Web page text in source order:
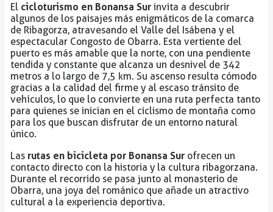
El cicloturismo en Bonansa Surinvita a descubrir
algunos de los paisajes más enigmáticos de la comarca
de Ribagorza, atravesando el Valle del Isábena y el
espectacular Congosto de Obarra. Esta vertiente del
puerto es más amable que la norte, con una pendiente
tendida y constante que alcanza un desnivel de 342
metros a lo largo de 7,5 km. Su ascenso resulta cómodo
gracias a la calidad del firme y al escaso tránsito de
vehículos, lo que lo convierte en una ruta perfecta tanto
para quienes se inician en el ciclismo de montaña como
para los que buscan disfrutar de un entorno natural
único.
Las rutas en bicicleta por Bonansa Surofrecen un
contacto directo con la historia y la cultura ribagorzana.
Durante el recorrido se pasa junto al monasterio de
Obarra, una joya del románico que añade un atractivo
cultural a la experiencia deportiva.